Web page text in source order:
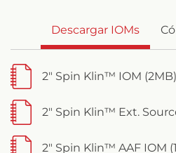
Descargar IOMs
2" Spin Klin™ IOM (2MB)
2" Spin Klin™ Ext.
2" Spin Klin™ AAF IOM